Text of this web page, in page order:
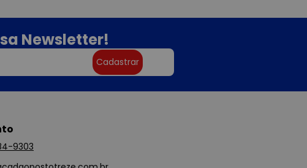
Newsletter!
Cadastrar
9303